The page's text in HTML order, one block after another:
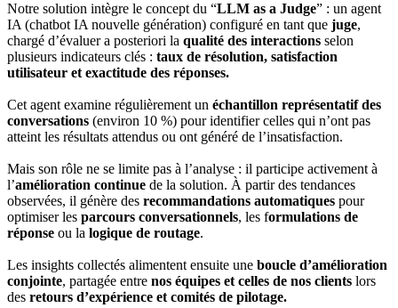
Notre solution intègre le concept du “LLM as a Judge” : un agent
IA (chatbot IA nouvelle génération) configuré en tant que juge,
chargé d’évaluer a posteriori la qualité des interactions selon
plusieurs indicateurs clés : taux de résolution, satisfaction
utilisateur et exactitude des réponses.
Cet agent examine régulièrement un échantillon représentatif des
conversations (environ 10 %) pour identifier celles qui n’ont pas
atteint les résultats attendus ou ont généré de l’insatisfaction.
Mais son rôle ne se limite pas à l’analyse : il participe activement à
l’amélioration continue de la solution. À partir des tendances
observées, il génère des recommandations automatiques pour
optimiser les parcours conversationnels, les formulations de
réponse ou la logique de routage.
Les insights collectés alimentent ensuite une boucle d’amélioration
conjointe, partagée entre nos équipes et celles de nos clients lors
des retours d’expérience et comités de pilotage.